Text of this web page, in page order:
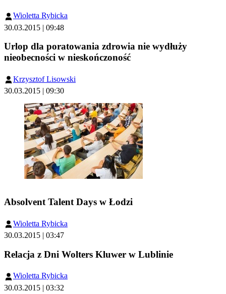
Wioletta Rybicka
30.03.2015 | 09:48
Urlop dla poratowania zdrowia nie wydłuży
nieobecności w nieskończoność
Krzysztof Lisowski
30.03.2015 | 09:30
Absolvent Talent Days w Łodzi
Wioletta Rybicka
30.03.2015 | 03:47
Relacja z Dni Wolters Kluwer w Lublinie
Wioletta Rybicka
30.03.2015 | 03:32